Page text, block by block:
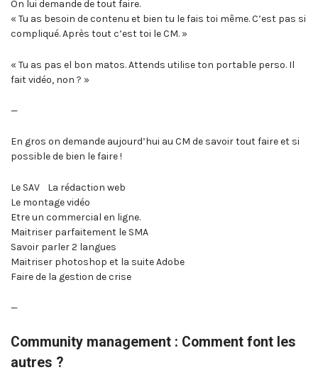
On lui demande de tout faire.
« Tu as besoin de contenu et bien tu le fais toi même. C’est pas si
compliqué. Après tout c’est toi le CM. »
« Tu as pas el bon matos. Attends utilise ton portable perso. Il
fait vidéo, non ? »
—
En gros on demande aujourd’hui au CM de savoir tout faire et si
possible de bien le faire !
Le SAV La rédaction web
Le montage vidéo
Etre un commercial en ligne.
Maitriser parfaitement le SMA
Savoir parler 2 langues
Maitriser photoshop et la suite Adobe
Faire de la gestion de crise
—
Community management : Comment font les
autres ?